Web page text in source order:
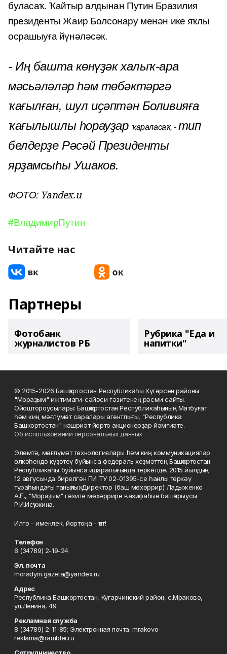
буласаҡ. Ҡайтыр алдынан Путин Бразилия
президенты Жаир Болсонару менән ике яҡлы
осрашыуға йүнәләсәк.
- Иң башта көнүҙәк халыҡ-ара
мәсьәләләр һәм төбәктәргә
ҡағылған, шул иҫәптән Боливияға
ҡағылышлы һорауҙар ҡараласаҡ, - тип
белдерҙе Рәсәй Президенты
ярҙамсыһы Ушаков.
ФОТО: Yandex.u
#ВладимирПутин
Читайте нас
Партнеры
Фотобанк
журналистов РБ
Рубрика "Еда и
напитки"
© 2015-2026 Башҡортостан Республикаһы Күгәрсен районы
"Мораҙым" ижтимағи-сәйәси гәзитенең рәсми сайты.
Ойоштороусылары: Башҡортостан Республикаһының Матбуғат
һәм киң мәғлүмәт саралары агентлығы, "Республика
Башкортостан" нәшриәт йорто акционерҙар йәмғиәте.
Об использовании персональных данных
Элемтә, мәғлүмәт технологиялары һәм киң коммуникациялар
өлкәһендә күҙәтеү буйынса федераль хеҙмәттең Башҡортостан
Республикаһы буйынса идаралығында теркәлде. 2015 йылдың
12 авгусында бирелгән ПИ ТУ 02-01395-се һанлы теркәү
тураһындағы таныҡлыҡ. Директор (баш мөхәррир) Ладыженко
А.Ғ., "Мораҙым" гәзите мөхәррире вазифаһын башҡарыусы
Р.И.Исҡужина.
Илгә - именлек, йортоңа - ҡот!
Телефон
8 (34789) 2-19-24
Эл. почта
moradym.gazeta@yandex.ru
Адрес
Республика Башкортостан, Кугарчинский район, с.Мраково,
ул.Ленина, 49
Рекламная служба
8 (34789) 2-11-85; Электронная почта: mrakovo-
reklama@rambler.ru